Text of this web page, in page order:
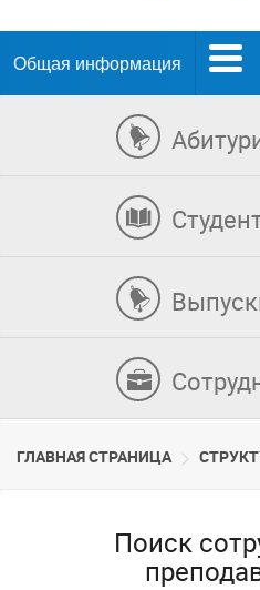
Общая информация
ГЛАВНАЯ СТРАНИЦА
Поиск